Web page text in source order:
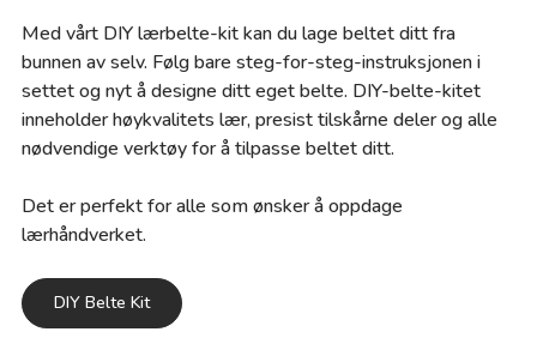
Med vårt DIY lærbelte-kit kan du lage beltet ditt fra
bunnen av selv. Følg bare steg-for-steg-instruksjonen i
settet og nyt å designe ditt eget belte. DIY-belte-kitet
inneholder høykvalitets lær, presist tilskårne deler og alle
nødvendige verktøy for å tilpasse beltet ditt.
Det er perfekt for alle som ønsker å oppdage
lærhåndverket.
DIY Belte Kit